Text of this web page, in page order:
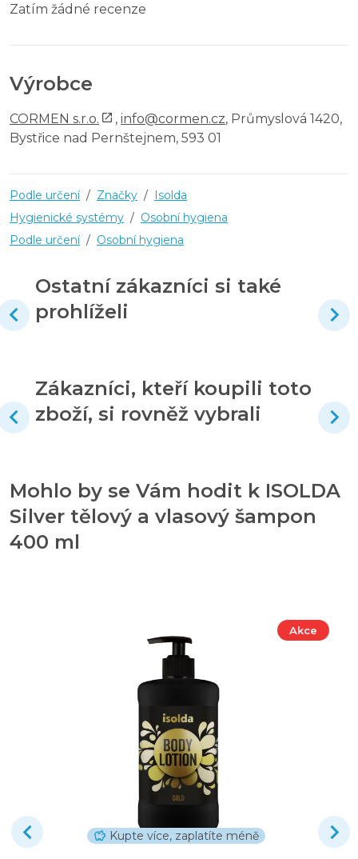
Zatím žádné recenze
Výrobce
CORMEN s.r.o. , info@cormen.cz, Průmyslová 1420,
Bystřice nad Pernštejnem, 593 01
Podle určení / Značky / Isolda
Hygienické systémy / Osobní hygiena
Podle určení / Osobní hygiena
Ostatní zákazníci si také
prohlíželi
Zákazníci, kteří koupili toto
zboží, si rovněž vybrali
Mohlo by se Vám hodit k ISOLDA
Silver tělový a vlasový šampon
400 ml
Akce
Kupte více, zaplatíte méně